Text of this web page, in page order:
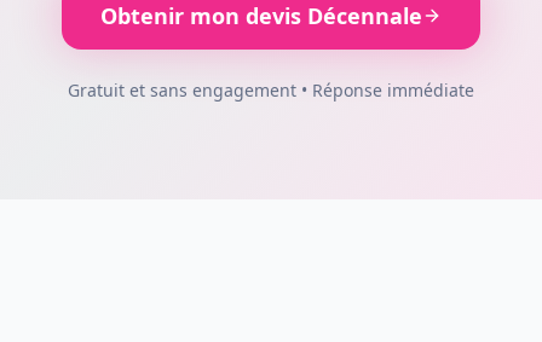
Obtenir mon devis Décennale
Gratuit et sans engagement • Réponse immédiate